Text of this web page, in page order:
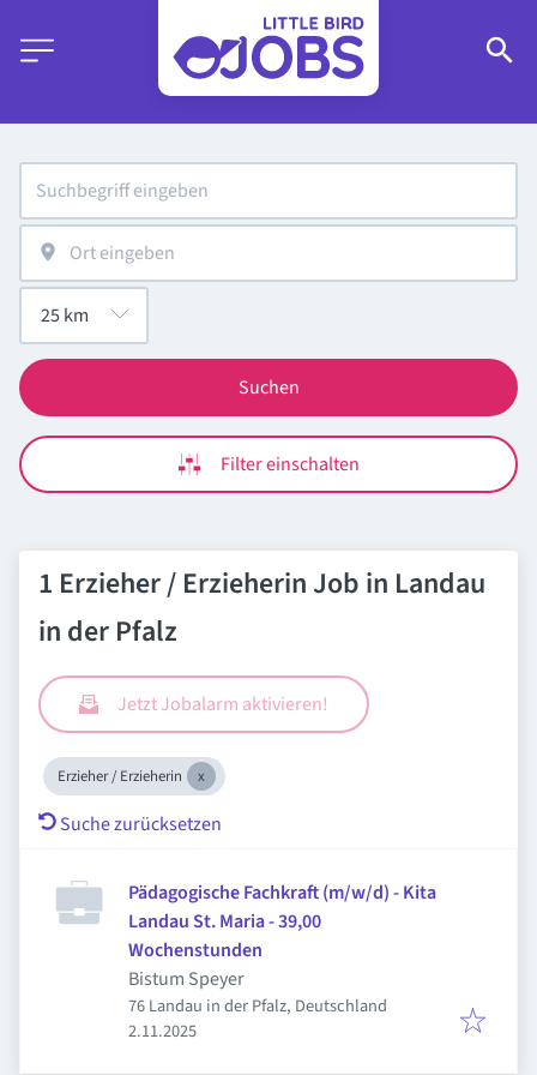
Suchen
Filter einschalten
1 Erzieher / Erzieherin Job in Landau
in der Pfalz
Jetzt Jobalarm aktivieren!
Erzieher / Erzieherin
Suche zurücksetzen
Pädagogische Fachkraft (m/w/d) - Kita
Landau St. Maria - 39,00
Wochenstunden
Bistum Speyer
76 Landau in der Pfalz, Deutschland
Veröffentlicht
2.11.2025